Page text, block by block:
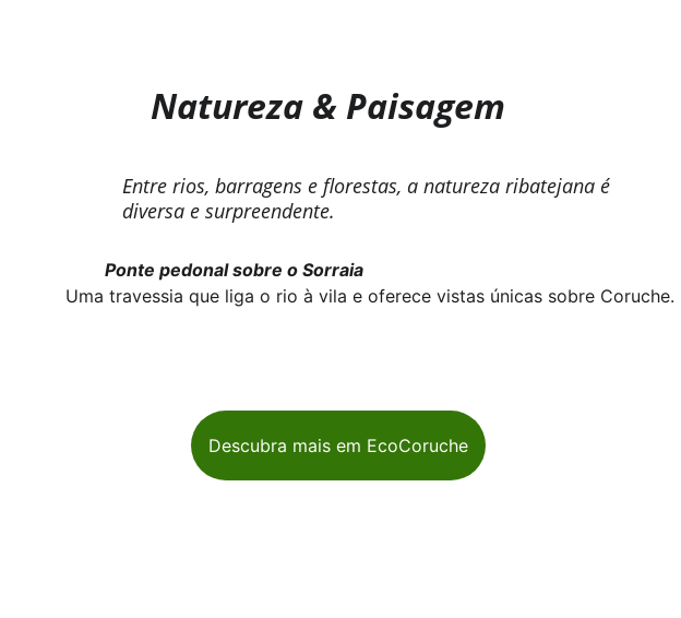
Natureza & Paisagem
Entre rios, barragens e florestas, a natureza ribatejana é
diversa e surpreendente.
Ponte pedonal sobre o Sorraia
Uma travessia que liga o rio à vila e oferece vistas únicas sobre Coruche.
Descubra mais em EcoCoruche